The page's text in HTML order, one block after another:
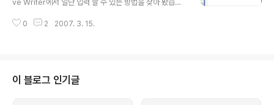
는 해야 할 TTSkin 2.0 스펙이나 TTML 2.0 그리고 TT
ve Writer에서 일단 입력 할 수 있는 방법을 찾아 봤습니
니다. 이를 이용하여 More Less를 입력해 보죠. 저 메뉴
입니다. 아직은 혼자만 즐기는(?) 중입니다. 텍스트 영역에
이상한 놈이 등장하고 옆에 편집할 수 있는 속성창이 생깁
0 2 2007. 3. 15.
이 블로그 인기글